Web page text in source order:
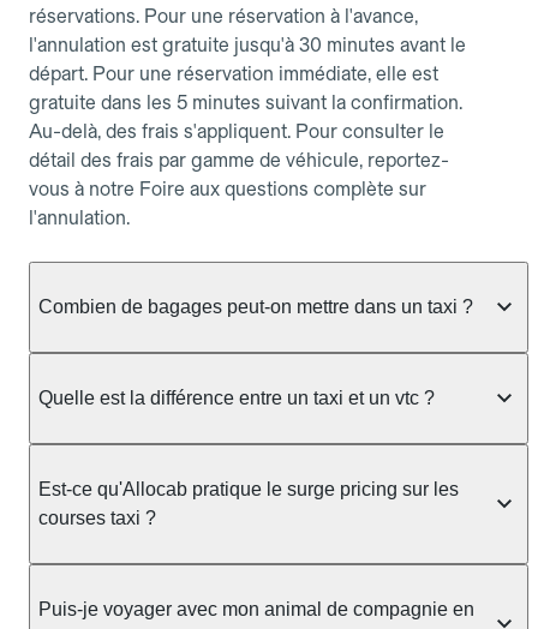
réservations. Pour une réservation à l'avance,
l'annulation est gratuite jusqu'à 30 minutes avant le
départ. Pour une réservation immédiate, elle est
gratuite dans les 5 minutes suivant la confirmation.
Au-delà, des frais s'appliquent. Pour consulter le
détail des frais par gamme de véhicule, reportez-
vous à notre Foire aux questions complète sur
l'annulation.
Combien de bagages peut-on mettre dans un taxi ?
taxi berline accueille en général jusqu'à 3 bagages
ou nombreux, précisez-le dans le champ "Message
au chauffeur" lors de la réservation. Le prix n'est
pas impacté par le nombre de bagages.
Quelle est la différence entre un taxi et un vtc ?
prendre en charge directement dans la rue, à une
station ou sur réservation, avec un tarif au
réservation et propose un prix fixe annoncé à
l'avance. Chez Allocab, réservez facilement votre
Est-ce qu'Allocab pratique le surge pricing sur les
courses taxi ?
réglementation préfectorale et suit un barème
Puis-je voyager avec mon animal de compagnie en